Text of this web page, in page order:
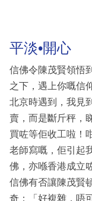
平淡•開心
信佛令陳茂賢領悟
之下，遇上你嘅信
北京時遇到，我見
賣，而是斷斤秤，
買咗等佢收工啦！
老師寫嘅，佢引起
佛，亦喺香港成立
信佛有否讓陳茂賢
奇：「好複雜，唔